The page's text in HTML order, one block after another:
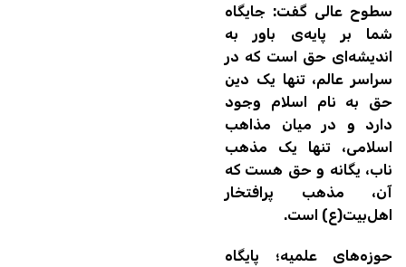
سطوح عالی گفت: جایگاه
شما بر پایه‌ی باور به
اندیشه‌ای حق است که در
سراسر عالم، تنها یک دین
حق به نام اسلام وجود
دارد و در میان مذاهب
اسلامی، تنها یک مذهب
ناب، یگانه و حق هست که
آن، مذهب پرافتخار
اهل‌بیت(ع) است.
حوزه‌های علمیه؛ پایگاه